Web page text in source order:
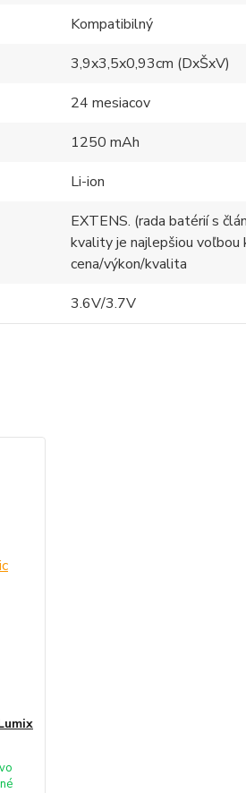
Kompatibilný
3,9x3,5x0,93cm (DxŠxV)
24 mesiacov
1250 mAh
Li-ion
EXTENS. (rada batérií s
kvality je najlepšiou voľbou
cena/výkon/kvalita
3.6V/3.7V